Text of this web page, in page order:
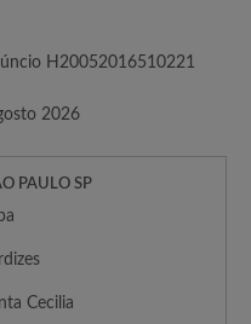
H20052016510221
2026
PAULO SP
Cecilia